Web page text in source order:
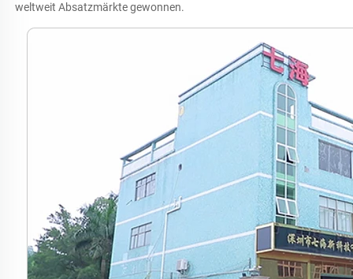
weltweit Absatzmärkte gewonnen.